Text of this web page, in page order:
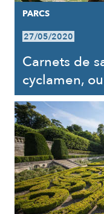
PARCS
27/05/2020
Carnets de
cyclamen,